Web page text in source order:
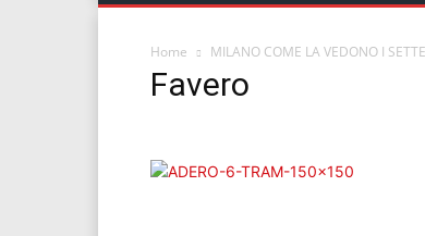
Home MILANO COME LA VEDONO I
Favero